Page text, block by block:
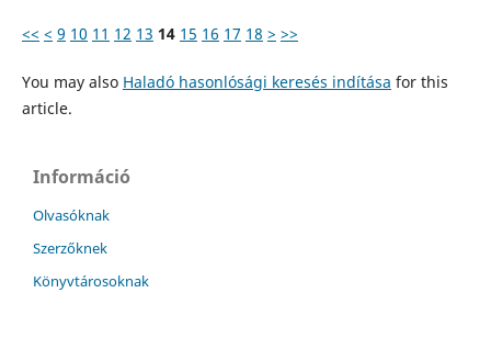
<< < 9 10 11 12 13 14 15 16 17 18 > >>
You may also Haladó hasonlósági keresés indítása for this
article.
Információ
Olvasóknak
Szerzőknek
Könyvtárosoknak